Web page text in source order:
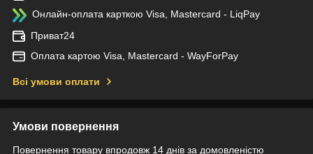
Онлайн-оплата карткою Visa, Mastercard - LiqPay
Приват24
Оплата картою Visa, Mastercard - WayForPay
Всі умови оплати
Умови повернення
Повернення товару впродовж 14 днів за домовленістю